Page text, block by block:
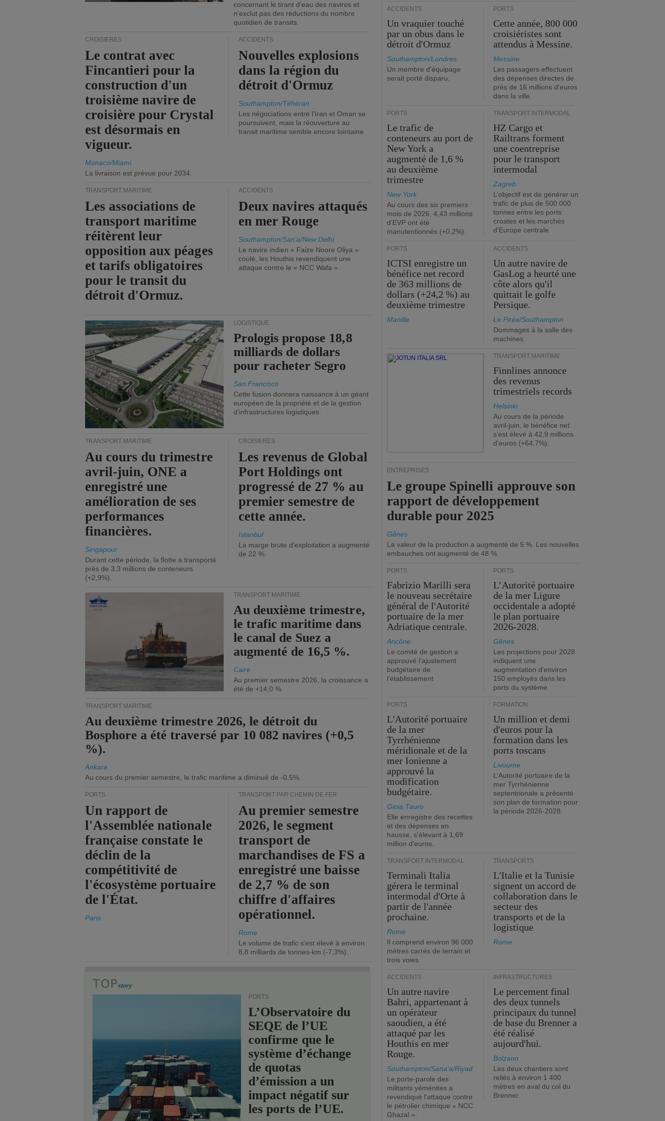
concernant le tirant d'eau des navires et
n'exclut pas des réductions du nombre
quotidien de transits.
CROISIÈRES
Le contrat avec
Fincantieri pour la
construction d'un
troisième navire de
croisière pour Crystal
est désormais en
vigueur.
Monaco/Miami
La livraison est prévue pour 2034.
ACCIDENTS
Nouvelles explosions
dans la région du
détroit d'Ormuz
Southampton/Téhéran
Les négociations entre l'Iran et Oman se
poursuivent, mais la réouverture au
transit maritime semble encore lointaine.
TRANSPORT MARITIME
Les associations de
transport maritime
réitèrent leur
opposition aux péages
et tarifs obligatoires
pour le transit du
détroit d'Ormuz.
ACCIDENTS
Deux navires attaqués
en mer Rouge
Southampton/San'a/New Delhi
Le navire indien « Faize Noore Oliya »
coulé, les Houthis revendiquent une
attaque contre le « NCC Wafa »
LOGISTIQUE
Prologis propose 18,8
milliards de dollars
pour racheter Segro
San Francisco
Cette fusion donnera naissance à un géant
européen de la propriété et de la gestion
d'infrastructures logistiques.
TRANSPORT MARITIME
Au cours du trimestre
avril-juin, ONE a
enregistré une
amélioration de ses
performances
financières.
Singapour
Durant cette période, la flotte a transporté
près de 3,3 millions de conteneurs
(+2,9%).
CROISIÈRES
Les revenus de Global
Port Holdings ont
progressé de 27 % au
premier semestre de
cette année.
Istanbul
La marge brute d'exploitation a augmenté
de 22 %.
TRANSPORT MARITIME
Au deuxième trimestre,
le trafic maritime dans
le canal de Suez a
augmenté de 16,5 %.
Caire
Au premier semestre 2026, la croissance a
été de +14,0 %.
TRANSPORT MARITIME
Au deuxième trimestre 2026, le détroit du
Bosphore a été traversé par 10 082 navires (+0,5
%).
Ankara
Au cours du premier semestre, le trafic maritime a diminué de -0,5%.
PORTS
Un rapport de
l'Assemblée nationale
française constate le
déclin de la
compétitivité de
l'écosystème portuaire
de l'État.
Paris
TRANSPORT PAR CHEMIN DE FER
Au premier semestre
2026, le segment
transport de
marchandises de FS a
enregistré une baisse
de 2,7 % de son
chiffre d'affaires
opérationnel.
Rome
Le volume de trafic s'est élevé à environ
8,8 milliards de tonnes-km (-7,3%).
PORTS
L’Observatoire du
SEQE de l’UE
confirme que le
système d’échange
de quotas
d’émission a un
impact négatif sur
les ports de l’UE.
ACCIDENTS
Un vraquier touché
par un obus dans le
détroit d'Ormuz
Southampton/Londres
Un membre d'équipage
serait porté disparu.
PORTS
Cette année, 800 000
croisiéristes sont
attendus à Messine.
Messine
Les passagers effectuent
des dépenses directes de
près de 16 millions d'euros
dans la ville.
PORTS
Le trafic de
conteneurs au port de
New York a
augmenté de 1,6 %
au deuxième
trimestre
New York
Au cours des six premiers
mois de 2026, 4,43 millions
d'EVP ont été
manutentionnés (+0,2%).
TRANSPORT INTERMODAL
HZ Cargo et
Railtrans forment
une coentreprise
pour le transport
intermodal
Zagreb
L’objectif est de générer un
trafic de plus de 500 000
tonnes entre les ports
croates et les marchés
d’Europe centrale.
PORTS
ICTSI enregistre un
bénéfice net record
de 363 millions de
dollars (+24,2 %) au
deuxième trimestre
Manille
ACCIDENTS
Un autre navire de
GasLog a heurté une
côte alors qu'il
quittait le golfe
Persique.
Le Pirée/Southampton
Dommages à la salle des
machines
TRANSPORT MARITIME
Finnlines annonce
des revenus
trimestriels records
Helsinki
Au cours de la période
avril-juin, le bénéfice net
s'est élevé à 42,9 millions
d'euros (+64,7%).
ENTREPRISES
Le groupe Spinelli approuve son
rapport de développement
durable pour 2025
Gênes
La valeur de la production a augmenté de 5 %. Les nouvelles
embauches ont augmenté de 48 %.
PORTS
Fabrizio Marilli sera
le nouveau secrétaire
général de l'Autorité
portuaire de la mer
Adriatique centrale.
Ancône
Le comité de gestion a
approuvé l'ajustement
budgétaire de
l'établissement
PORTS
L’Autorité portuaire
de la mer Ligure
occidentale a adopté
le plan portuaire
2026-2028.
Gênes
Les projections pour 2028
indiquent une
augmentation d'environ
150 employés dans les
ports du système
PORTS
L'Autorité portuaire
de la mer
Tyrrhénienne
méridionale et de la
mer Ionienne a
approuvé la
modification
budgétaire.
Gioia Tauro
Elle enregistre des recettes
et des dépenses en
hausse, s'élevant à 1,69
million d'euros.
FORMATION
Un million et demi
d'euros pour la
formation dans les
ports toscans
Livourne
L’Autorité portuaire de la
mer Tyrrhénienne
septentrionale a présenté
son plan de formation pour
la période 2026-2028.
TRANSPORT INTERMODAL
Terminali Italia
gérera le terminal
intermodal d'Orte à
partir de l'année
prochaine.
Rome
Il comprend environ 96 000
mètres carrés de terrain et
trois voies
TRANSPORTS
L'Italie et la Tunisie
signent un accord de
collaboration dans le
secteur des
transports et de la
logistique
Rome
ACCIDENTS
Un autre navire
Bahri, appartenant à
un opérateur
saoudien, a été
attaqué par les
Houthis en mer
Rouge.
Southampton/Sana'a/Riyad
Le porte-parole des
militants yéménites a
revendiqué l'attaque contre
le pétrolier chimique « NCC
Ghazal ».
INFRASTRUCTURES
Le percement final
des deux tunnels
principaux du tunnel
de base du Brenner a
été réalisé
aujourd'hui.
Bolzano
Les deux chantiers sont
reliés à environ 1 400
mètres en aval du col du
Brenner.